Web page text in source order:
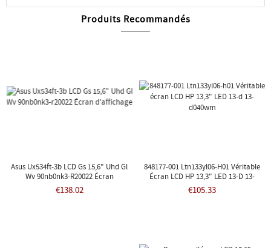
Produits Recommandés
Asus Ux534ft-3b LCD Gs 15,6" Uhd Gl
Wv 90nb0nk3-R20022 Écran
D'affichage
€138.02
848177-001 Ltn133yl06-H01 Véritable
Écran LCD HP 13,3" LED 13-D 13-
D040wm
€105.33